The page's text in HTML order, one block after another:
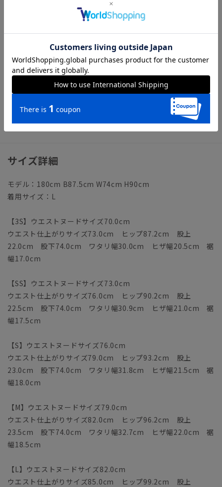
【仕様】ノータック／テーパード
【裾】シングル仕上げ（裾上げ済み：裾上げは受付対象外とな
【モデル】RS07
※モデルにより仕上がりサイズが異なります。下記のサイズ詳
細を必ずご確認下さい。
【洗濯表示】ドライクリーニング・家庭洗濯可《洗濯機可（ネ
ット使用・弱水流）》
ウォッシャブル商品のお取扱いについて
サイズ詳細
モデル：180cm B87.5cm W74cm H90cm
着用サイズ：L
【3S】ウエストヌードサイズ70.0cm
ウエスト仕上がりサイズ73.0cm ヒップ87.2cm 股上
22.0cm 股下74.0cm ワタリ幅30.0cm ヒザ幅20.5cm 裾
幅17.0cm
【SS】ウエストヌードサイズ73.0cm
ウエスト仕上がりサイズ76.0cm ヒップ90.2cm 股上
22.5cm 股下74.0cm ワタリ幅30.9cm ヒザ幅21.0cm 裾
幅17.5cm
【S】ウエストヌードサイズ76.0cm
ウエスト仕上がりサイズ79.0cm ヒップ93.2cm 股上
23.0cm 股下74.0cm ワタリ幅31.8cm ヒザ幅21.5cm 裾
幅18.0cm
【M】ウエストヌードサイズ79.0cm
ウエスト仕上がりサイズ82.0cm ヒップ96.2cm 股上
23.5cm 股下74.0cm ワタリ幅32.7cm ヒザ幅22.0cm 裾
幅18.5cm
【L】ウエストヌードサイズ82.0cm
ウエスト仕上がりサイズ85.0cm ヒップ99.2cm 股上